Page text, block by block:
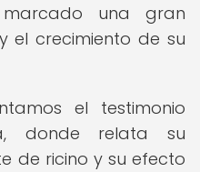
una gran
el crecimiento de su
el testimonio
donde relata su
de ricino y su efecto